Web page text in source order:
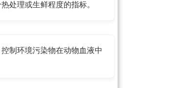
处理或生鲜程度的指标。
制环境污染物在动物血液中